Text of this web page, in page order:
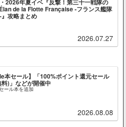
2026年夏イベ『反撃！第三十一戦隊の
de la Flotte Française -フランス艦隊
攻略まとめ
2026.07.27
本セール】「100%ポイント還元セール
)」などが開催中
ール本を追加
2026.08.08